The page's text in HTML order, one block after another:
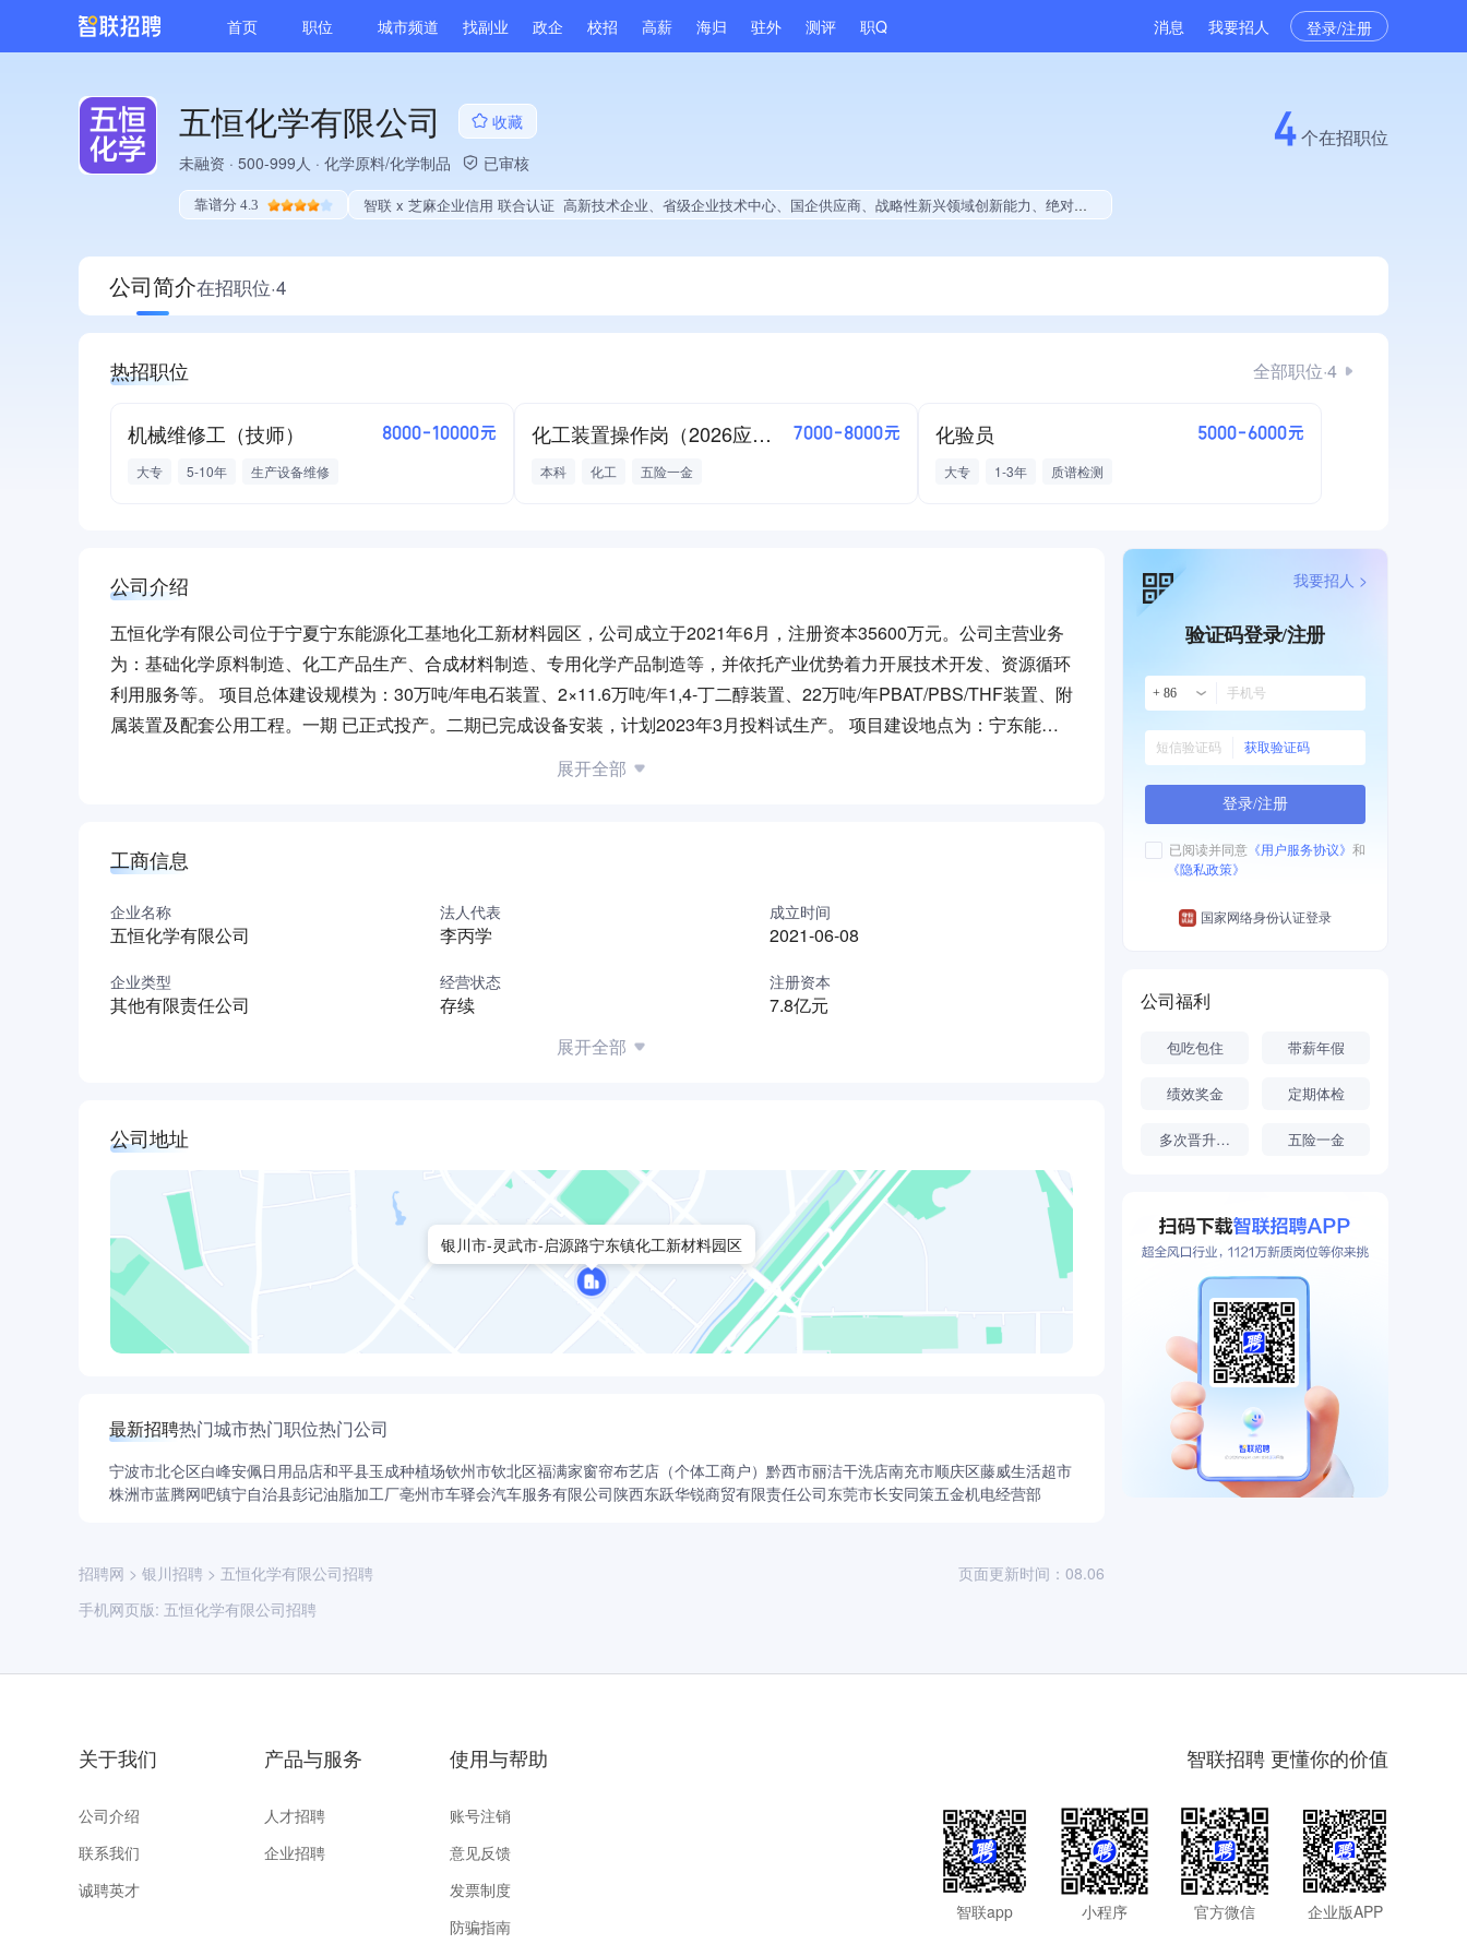
首页 职位 城市频道 找副业 政企 校招 高薪 海归 驻外 测评 职Q 消息 我要招人 登录/注册
五恒化学有限公司
收藏
未融资 · 500-999人 · 化学原料/化学制品 已审核
靠谱分 4.3 智联 x 芝麻企业信用 联合认证 高新技术企业、省级企业技术中心、国企供应商、战略性新兴领域创新能力、绝对控股1家公司、薪资水平全省同行前30%、A级纳税人、多产业布局、拥有节能环保技术、专利授权量同领域前5%、技术布局行业领先、拥有绿色低碳技术、残疾人就业贡献、权威管理体系认证、创新型中小企业、大学生就业贡献、拥有专利、拥有绿色资质
4个在招职位
公司简介在招职位·4
热招职位 全部职位·4
机械维修工（技师） 8000-10000元
大专 5-10年 生产设备维修
化工装置操作岗（2026应届本科毕业生） 7000-8000元
本科 化工 五险一金
化验员 5000-6000元
大专 1-3年 质谱检测
公司介绍
五恒化学有限公司位于宁夏宁东能源化工基地化工新材料园区，公司成立于2021年6月，注册资本35600万元。公司主营业务
为：基础化学原料制造、化工产品生产、合成材料制造、专用化学产品制造等，并依托产业优势着力开展技术开发、资源循环
利用服务等。 项目总体建设规模为：30万吨/年电石装置、2×11.6万吨/年1,4-丁二醇装置、22万吨/年PBAT/PBS/THF装置、附
属装置及配套公用工程。一期 已正式投产。二期已完成设备安装，计划2023年3月投料试生产。 项目建设地点为：宁东能源
化工基地化工新材料园区，该园区为成熟化工园区，公用工程配套完善，可为本项目提供良好的依托条件。 [员工福利] ①员工
可享受工龄工资、通讯补贴、夜班津贴、综合奖、安全奖专项奖等； ②公司为员工员工缴纳五险一金； ③公司为员工免费提
续休假6天，白班员工每季度可连续休假8天； ⑤女职工享受（12个月）超长产假待遇； ⑥每年为员工进行职业健康体检。 公
司暂无清真餐厅
展开全部
工商信息
企业名称
五恒化学有限公司
法人代表
李丙学
成立时间
2021-06-08
企业类型
其他有限责任公司
经营状态
存续
注册资本
7.8亿元
展开全部
公司地址
银川市-灵武市-启源路宁东镇化工新材料园区
最新招聘热门城市热门职位热门公司
宁波市北仑区白峰安佩日用品店和平县玉成种植场钦州市钦北区福满家窗帘布艺店（个体工商户） 黔西市丽洁干洗店南充市顺庆区藤威生活超市
株洲市蓝腾网吧镇宁自治县彭记油脂加工厂亳州市车驿会汽车服务有限公司陕西东跃华锐商贸有限责任公司东莞市长安同策五金机电经营部
招聘网 > 银川招聘 > 五恒化学有限公司招聘
手机网页版: 五恒化学有限公司招聘
页面更新时间：08.06
验证码登录/注册
+ 86
获取验证码
登录/注册
已阅读并同意 《用户服务协议》 和
《隐私政策》
国家网络身份认证登录
我要招人 >
公司福利
包吃包住 带薪年假
绩效奖金 定期体检
多次晋升机会 五险一金
关于我们
公司介绍
联系我们
诚聘英才
产品与服务
人才招聘
企业招聘
使用与帮助
账号注销
意见反馈
发票制度
防骗指南
智联招聘 更懂你的价值
智联app 小程序 官方微信 企业版APP